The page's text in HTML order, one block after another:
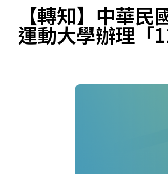
【轉知】中華
運動大學辦理「